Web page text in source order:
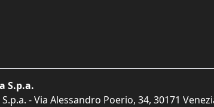
S.p.a.
- Via Alessandro Poerio, 34, 30171